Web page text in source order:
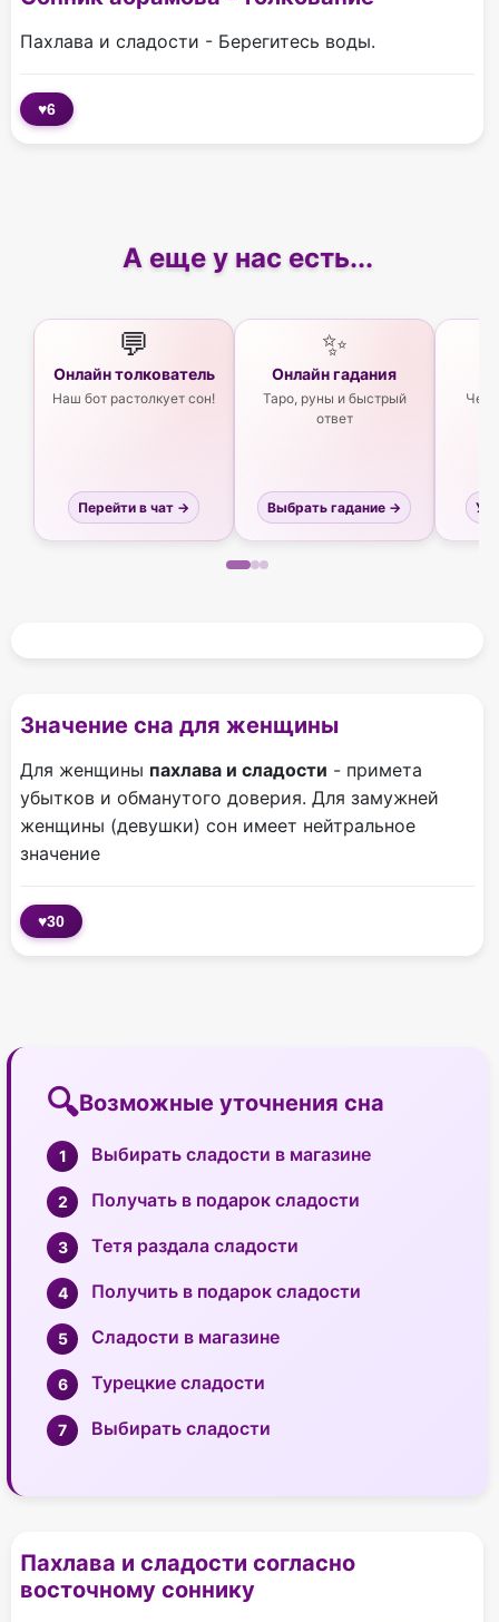
Пахлава и сладости - Берегитесь воды.
♥6
А еще у нас есть...
💬
Онлайн толкователь
Наш бот растолкует сон!
Перейти в чат →
✨
Онлайн гадания
Таро, руны и быстрый
ответ
Выбрать гадание →
Значение сна для женщины
Для женщины пахлава и сладости - примета
убытков и обманутого доверия. Для замужней
женщины (девушки) сон имеет нейтральное
значение
♥30
Возможные уточнения сна
Выбирать сладости в магазине
Получать в подарок сладости
Тетя раздала сладости
Получить в подарок сладости
Сладости в магазине
Турецкие сладости
Выбирать сладости
Пахлава и сладости согласно
восточному соннику